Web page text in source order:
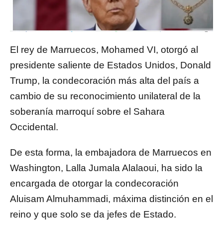
El rey de Marruecos, Mohamed VI, otorgó al
presidente saliente de Estados Unidos, Donald
Trump, la condecoración más alta del país a
cambio de su reconocimiento unilateral de la
soberanía marroquí sobre el Sahara
Occidental.
De esta forma, la embajadora de Marruecos en
Washington, Lalla Jumala Alalaoui, ha sido la
encargada de otorgar la condecoración
Aluisam Almuhammadi, máxima distinción en el
reino y que solo se da jefes de Estado.